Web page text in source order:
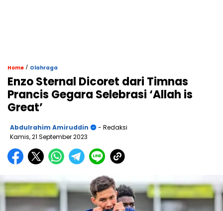
Home / Olahraga
Enzo Sternal Dicoret dari Timnas
Prancis Gegara Selebrasi ‘Allah is
Great’
Abdulrahim Amiruddin
- Redaksi
Kamis, 21 September 2023